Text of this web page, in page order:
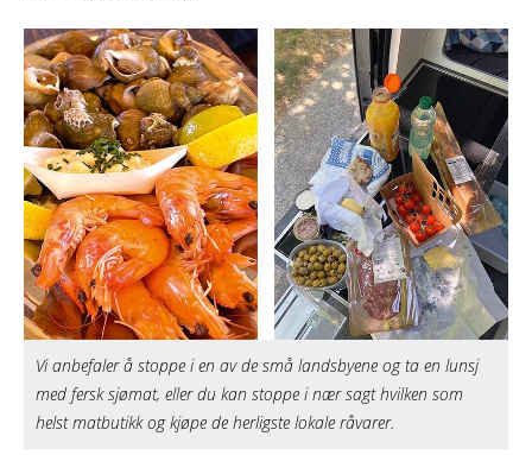
Vi anbefaler å stoppe i en av de små landsbyene og ta en lunsj
med fersk sjømat, eller du kan stoppe i nær sagt hvilken som
helst matbutikk og kjøpe de herligste lokale råvarer.